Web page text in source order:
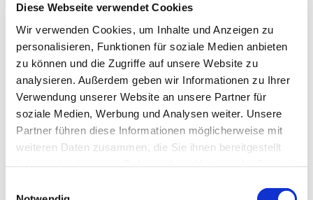
Diese Webseite verwendet Cookies
Wir verwenden Cookies, um Inhalte und Anzeigen zu
personalisieren, Funktionen für soziale Medien anbieten
zu können und die Zugriffe auf unsere Website zu
analysieren. Außerdem geben wir Informationen zu Ihrer
Verwendung unserer Website an unsere Partner für
soziale Medien, Werbung und Analysen weiter. Unsere
Partner führen diese Informationen möglicherweise mit
weiteren Daten zusammen, die Sie ihnen bereitgestellt
werden. Ganze 120 Pfadfinder waren in
Großzerlang dabei!
Doch das kann noch getoppt werden: Nächstes
Jahr soll zu Pfingsten wieder wie alle zwei
Jahre ein Lager stattfinden, das vom
Dachverband überregional organisiert wird -
und wo voraussichtlich sogar über 1000
Pfadfinder zusammen kommen werden.
Verschiedene Eltern berichteten auf dem
Jahresrückblick, wie gut ihnen die Arbeit der